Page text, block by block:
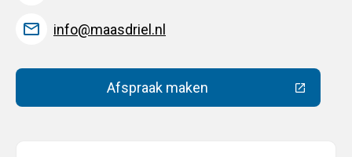
info@maasdriel.nl
Afspraak maken(Deze link gaat naar een